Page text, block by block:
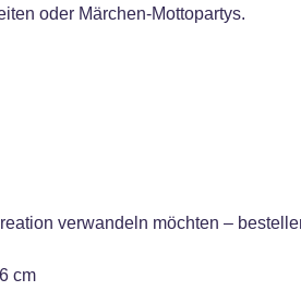
oder Märchen-Mottopartys.
verwandeln möchten –
cm